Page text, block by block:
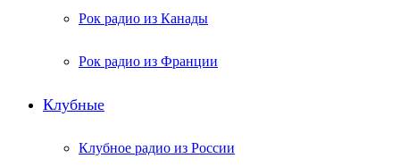
Рок радио из Канады
Рок радио из Франции
Клубные
Клубное радио из России